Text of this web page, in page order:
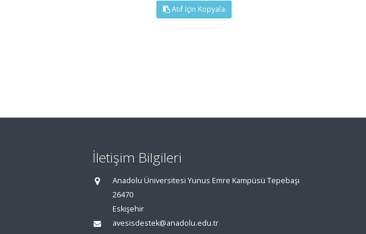
Atıf İçin Kopyala
İletişim Bilgileri
Anadolu Üniversitesi Yunus Emre Kampüsü Tepebaşı
26470
Eskişehir
avesisdestek@anadolu.edu.tr